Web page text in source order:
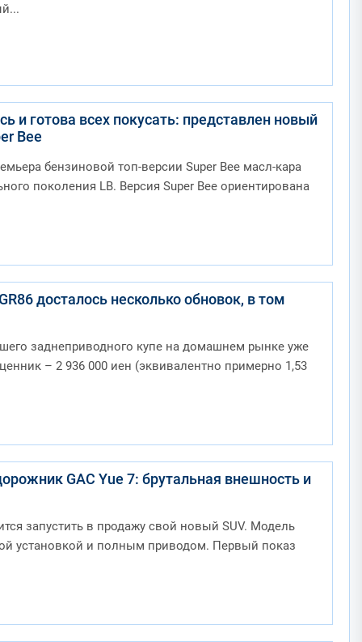
и готова всех покусать: представлен новый
Bee
бензиновой топ-версии Super Bee масл-кара
поколения LB. Версия Super Bee ориентирована
досталось несколько обновок, в том
заднеприводного купе на домашнем рынке уже
– 2 936 000 иен (эквивалентно примерно 1,53
GAC Yue 7: брутальная внешность и
запустить в продажу свой новый SUV. Модель
установкой и полным приводом. Первый показ